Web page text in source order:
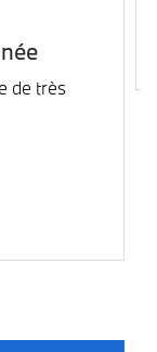
de très